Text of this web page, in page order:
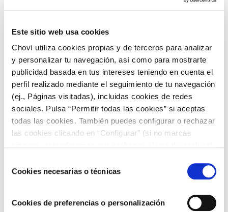
Este sitio web usa cookies
Choví utiliza cookies propias y de terceros para analizar
y personalizar tu navegación, así como para mostrarte
publicidad basada en tus intereses teniendo en cuenta el
perfil realizado mediante el seguimiento de tu navegación
(ej., Páginas visitadas), incluidas cookies de redes
sociales. Pulsa “Permitir todas las cookies” si aceptas
todas las cookies. También puedes configurar o rechazar
las cookies clicando en “Configurar” (si no marcas
COOKIES.
deCookies necesarias o técnicas
Cookies de preferencias o personalización
que está su carta y repetir el paso anterior para colocarlas y
se vuelven a repartir las cartas dos veces más de la misma
manera.
La última vez se reparten las cartas dejando las cartas del
revés (que no se vean los naipes). Para adivinar la carta, se
debe elegir la número 11, es la carta que queda en medio
de todo el montón, que había sido la carta elegida por el
niño al principio. ¡Magia!
necesarias para que los más peques sigan divirtiéndose cada